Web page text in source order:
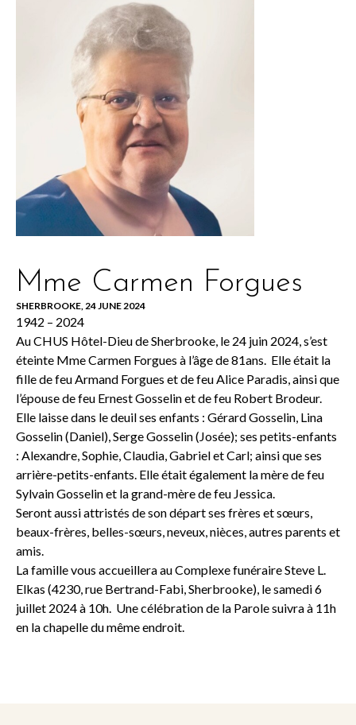
Mme Carmen Forgues
SHERBROOKE, 24 JUNE 2024
1942 – 2024
Au CHUS Hôtel-Dieu de Sherbrooke, le 24 juin 2024, s’est
éteinte Mme Carmen Forgues à l’âge de 81ans. Elle était la
fille de feu Armand Forgues et de feu Alice Paradis, ainsi que
l’épouse de feu Ernest Gosselin et de feu Robert Brodeur.
Elle laisse dans le deuil ses enfants : Gérard Gosselin, Lina
Gosselin (Daniel), Serge Gosselin (Josée); ses petits-enfants
: Alexandre, Sophie, Claudia, Gabriel et Carl; ainsi que ses
arrière-petits-enfants. Elle était également la mère de feu
Sylvain Gosselin et la grand-mère de feu Jessica.
Seront aussi attristés de son départ ses frères et sœurs,
beaux-frères, belles-sœurs, neveux, nièces, autres parents et
amis.
La famille vous accueillera au Complexe funéraire Steve L.
Elkas (4230, rue Bertrand-Fabi, Sherbrooke), le samedi 6
juillet 2024 à 10h. Une célébration de la Parole suivra à 11h
en la chapelle du même endroit.